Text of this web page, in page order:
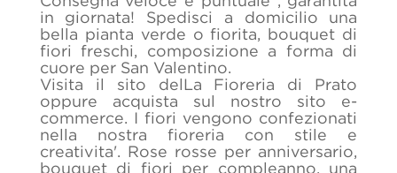
in giornata! Spedisci a domicilio una
bella pianta verde o fiorita, bouquet di
fiori freschi, composizione a forma di
cuore per San Valentino.
Visita il sito delLa Fioreria di Prato
oppure acquista sul nostro sito e-
commerce. I fiori vengono confezionati
nella nostra fioreria con stile e
creativita'. Rose rosse per anniversario,
bouquet di fiori per compleanno, una